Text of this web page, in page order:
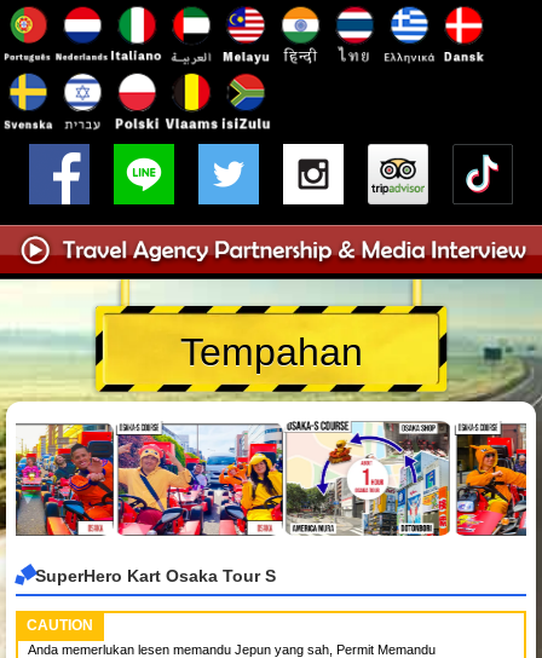
Tempahan
SuperHero Kart Osaka Tour S
CAUTION
Anda memerlukan lesen memandu Jepun yang sah, Permit Memandu